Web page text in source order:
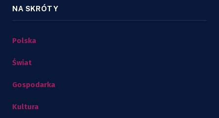
NA SKRÓTY
Polska
Świat
Gospodarka
Kultura